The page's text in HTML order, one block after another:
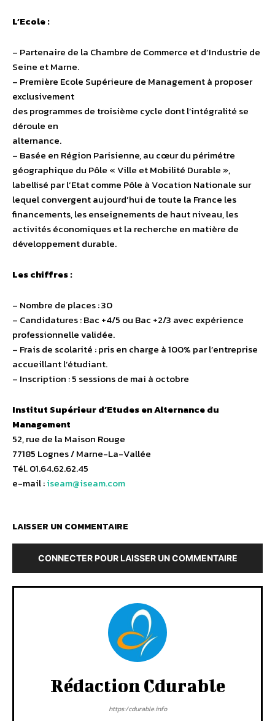
L’Ecole :
– Partenaire de la Chambre de Commerce et d’Industrie de
Seine et Marne.
– Première Ecole Supérieure de Management à proposer
exclusivement
des programmes de troisième cycle dont l’intégralité se
déroule en
alternance.
– Basée en Région Parisienne, au cœur du périmétre
géographique du Pôle « Ville et Mobilité Durable »,
labellisé par l’Etat comme Pôle à Vocation Nationale sur
lequel convergent aujourd’hui de toute la France les
financements, les enseignements de haut niveau, les
activités économiques et la recherche en matière de
développement durable.
Les chiffres :
– Nombre de places : 30
– Candidatures : Bac +4/5 ou Bac +2/3 avec expérience
professionnelle validée.
– Frais de scolarité : pris en charge à 100% par l’entreprise
accueillant l’étudiant.
– Inscription : 5 sessions de mai à octobre
Institut Supérieur d’Etudes en Alternance du
Management
52, rue de la Maison Rouge
77185 Lognes / Marne-La-Vallée
Tél. 01.64.62.62.45
e-mail :iseam@iseam.com
LAISSER UN COMMENTAIRE
CONNECTER POUR LAISSER UN COMMENTAIRE
Rédaction Cdurable
https:/cdurable.info